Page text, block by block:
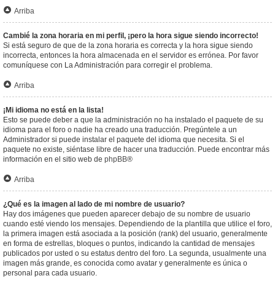
Arriba
Cambié la zona horaria en mi perfil, ¡pero la hora sigue siendo incorrecto!
Si está seguro de que de la zona horaria es correcta y la hora sigue siendo
incorrecta, entonces la hora almacenada en el servidor es errónea. Por favor
comuníquese con La Administración para corregir el problema.
Arriba
¡Mi idioma no está en la lista!
Esto se puede deber a que la administración no ha instalado el paquete de su
idioma para el foro o nadie ha creado una traducción. Pregúntele a un
Administrador si puede instalar el paquete del idioma que necesita. Si el
paquete no existe, siéntase libre de hacer una traducción. Puede encontrar más
información en el sitio web de phpBB®
Arriba
¿Qué es la imagen al lado de mi nombre de usuario?
Hay dos imágenes que pueden aparecer debajo de su nombre de usuario
cuando esté viendo los mensajes. Dependiendo de la plantilla que utilice el foro,
la primera imagen está asociada a la posición (rank) del usuario, generalmente
en forma de estrellas, bloques o puntos, indicando la cantidad de mensajes
publicados por usted o su estatus dentro del foro. La segunda, usualmente una
imagen más grande, es conocida como avatar y generalmente es única o
personal para cada usuario.